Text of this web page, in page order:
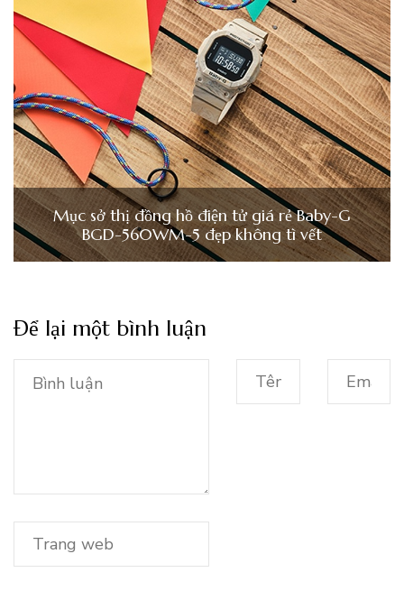
Mục sở thị đồng hồ điện tử giá rẻ Baby-G
BGD-560WM-5 đẹp không tì vết
Để lại một bình luận